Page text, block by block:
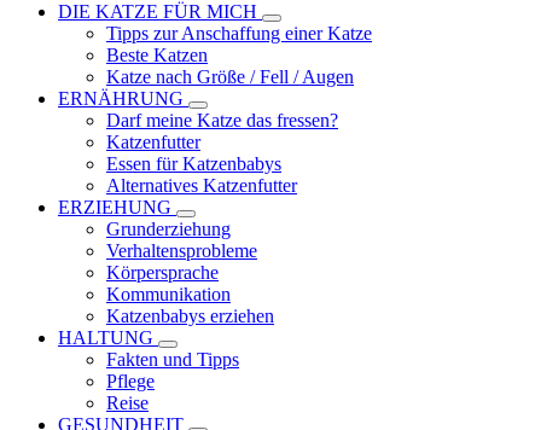
DIE KATZE FÜR MICH
Tipps zur Anschaffung einer Katze
Beste Katzen
Katze nach Größe / Fell / Augen
ERNÄHRUNG
Darf meine Katze das fressen?
Katzenfutter
Essen für Katzenbabys
Alternatives Katzenfutter
ERZIEHUNG
Grunderziehung
Verhaltensprobleme
Körpersprache
Kommunikation
Katzenbabys erziehen
HALTUNG
Fakten und Tipps
Pflege
Reise
GESUNDHEIT